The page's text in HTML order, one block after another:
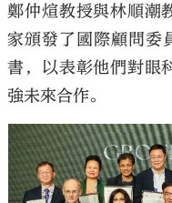
鄭仲煊教授與林順潮
家頒發了國際顧問委
書，以表彰他們對眼
強未來合作。